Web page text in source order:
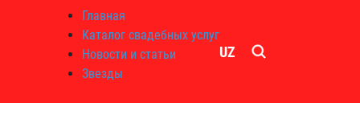
Главная
Каталог свадебных услуг
Новости и статьи
Звезды
UZ